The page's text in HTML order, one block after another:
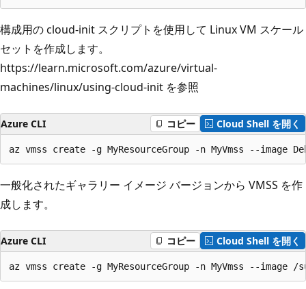
構成用の cloud-init スクリプトを使用して Linux VM スケール
セットを作成します。
https://learn.microsoft.com/azure/virtual-
machines/linux/using-cloud-init を参照
Azure CLI コピー Cloud Shell を開く
az vmss create -g MyResourceGroup -n MyVmss --image
一般化されたギャラリー イメージ バージョンから VMSS を作
成します。
Azure CLI コピー Cloud Shell を開く
az vmss create -g MyResourceGroup -n MyVmss --image